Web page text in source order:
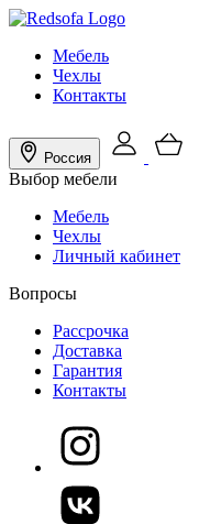
Мебель
Чехлы
Контакты
Россия
Выбор мебели
Мебель
Чехлы
Личный кабинет
Вопросы
Рассрочка
Доставка
Гарантия
Контакты